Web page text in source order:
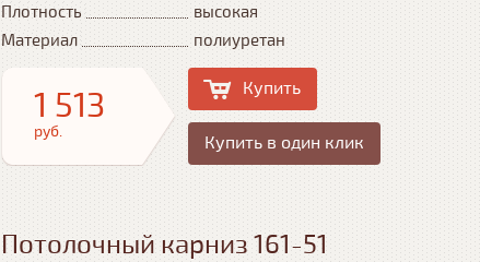
Плотность
высокая
Материал
полиуретан
1 513
руб.
Купить
Купить в один клик
Потолочный карниз 161-51